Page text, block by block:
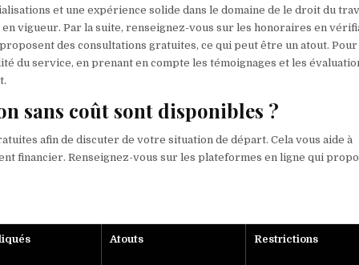
et une expérience solide dans le domaine de le droit du
vigueur. Par la suite, renseignez-vous sur les honoraires en
des consultations gratuites, ce qui peut être un atout. Pour
du service, en prenant en compte les témoignages et les
sans coût sont disponibles ?
afin de discuter de votre situation de départ. Cela vous aide à
financier. Renseignez-vous sur les plateformes en ligne qui
Atouts Restrictions